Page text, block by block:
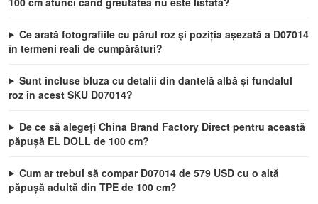
Ce arată fotografiile cu părul roz și poziția așezată a D07014
în termeni reali de cumpărături?
Sunt incluse bluza cu detalii din dantelă albă și fundalul
roz în acest SKU D07014?
De ce să alegeți China Brand Factory Direct pentru această
păpușă EL DOLL de 100 cm?
Cum ar trebui să compar D07014 de 579 USD cu o altă
păpușă adultă din TPE de 100 cm?